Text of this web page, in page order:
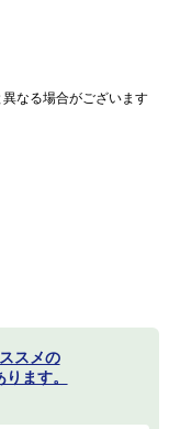
なる場合がございます
スメの
ます。